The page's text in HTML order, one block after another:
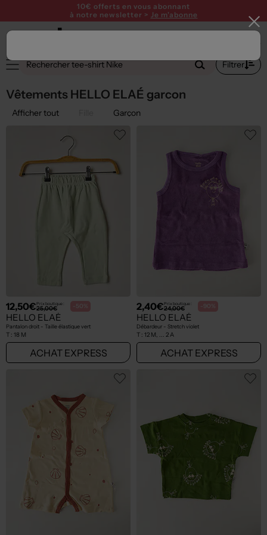
10€ offerts en vous abonnant
à notre newsletter > Je m'abonne
Filtrer
Vêtements HELLO ELAÉ garcon
Afficher tout Garçon
12,50€Prix boutique :
25,00€ -50%
HELLO ELAÉ
Pantalon droit - Taille élastique vert
T : 18 M
ACHAT EXPRESS
2,40€Prix boutique :
24,00€ -90%
HELLO ELAÉ
Débardeur - Stretch violet
T : 12 M, ... 2 A
ACHAT EXPRESS